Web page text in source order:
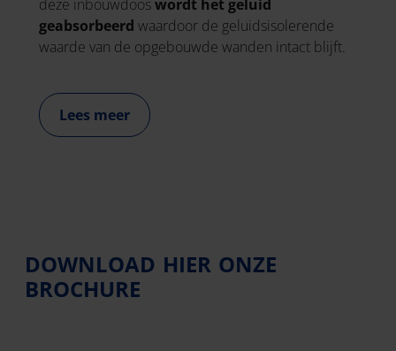
deze inbouwdooswordt het geluid
geabsorbeerd waardoor de geluidsisolerende
waarde van de opgebouwde wanden intact blijft.
Lees meer
DOWNLOAD HIER ONZE
BROCHURE